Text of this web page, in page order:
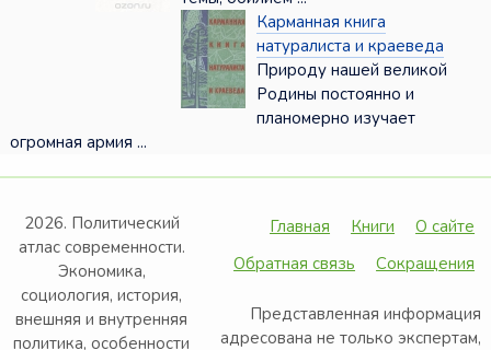
Карманная книга
натуралиста и краеведа
Природу нашей великой
Родины постоянно и
планомерно изучает
огромная армия ...
2026. Политический
атлас современности.
Экономика,
социология, история,
внешняя и внутренняя
политика, особенности
Главная Книги
О сайте
Обратная связь
Сокращения
Представленная информация
адресована не только экспертам,